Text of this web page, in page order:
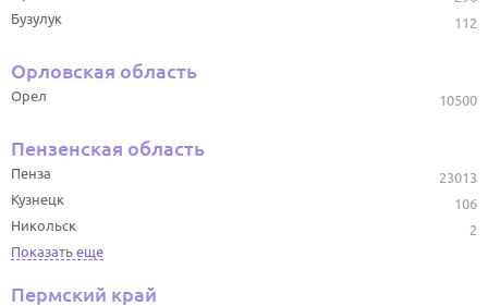
112
Бузулук
Орловская область
10500
Орел
Пензенская область
23013
Пенза
106
Кузнецк
2
Никольск
Показать еще
Пермский край